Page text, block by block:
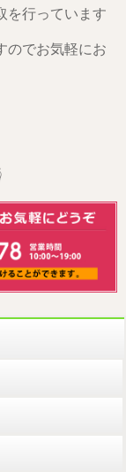
を行っています
のでお気軽にお